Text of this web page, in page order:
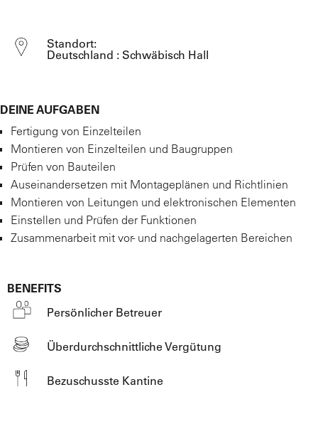
Standort:
Deutschland : Schwäbisch Hall
DEINE AUFGABEN
Fertigung von Einzelteilen
Montieren von Einzelteilen und Baugruppen
Prüfen von Bauteilen
Auseinandersetzen mit Montageplänen und Richtlinien
Montieren von Leitungen und elektronischen Elementen
Einstellen und Prüfen der Funktionen
Zusammenarbeit mit vor- und nachgelagerten Bereichen
BENEFITS
Persönlicher Betreuer
Überdurchschnittliche Vergütung
Bezuschusste Kantine